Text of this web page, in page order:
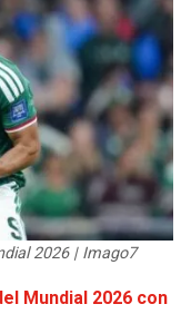
2026 | Imago7
Mundial 2026 con